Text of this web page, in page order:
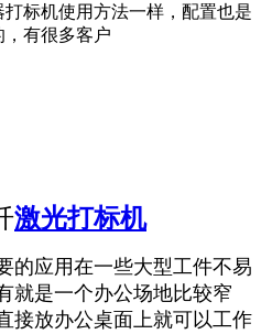
标机使用方法一样，配置也是
有很多客户
激光打标机
的应用在一些大型工件不易
就是一个办公场地比较窄
接放办公桌面上就可以工作